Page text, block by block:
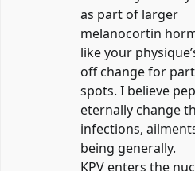
as part of larger
melanocortin
like your
off change for
spots. I believe
eternally change
infections,
being generally.
KPV enters the